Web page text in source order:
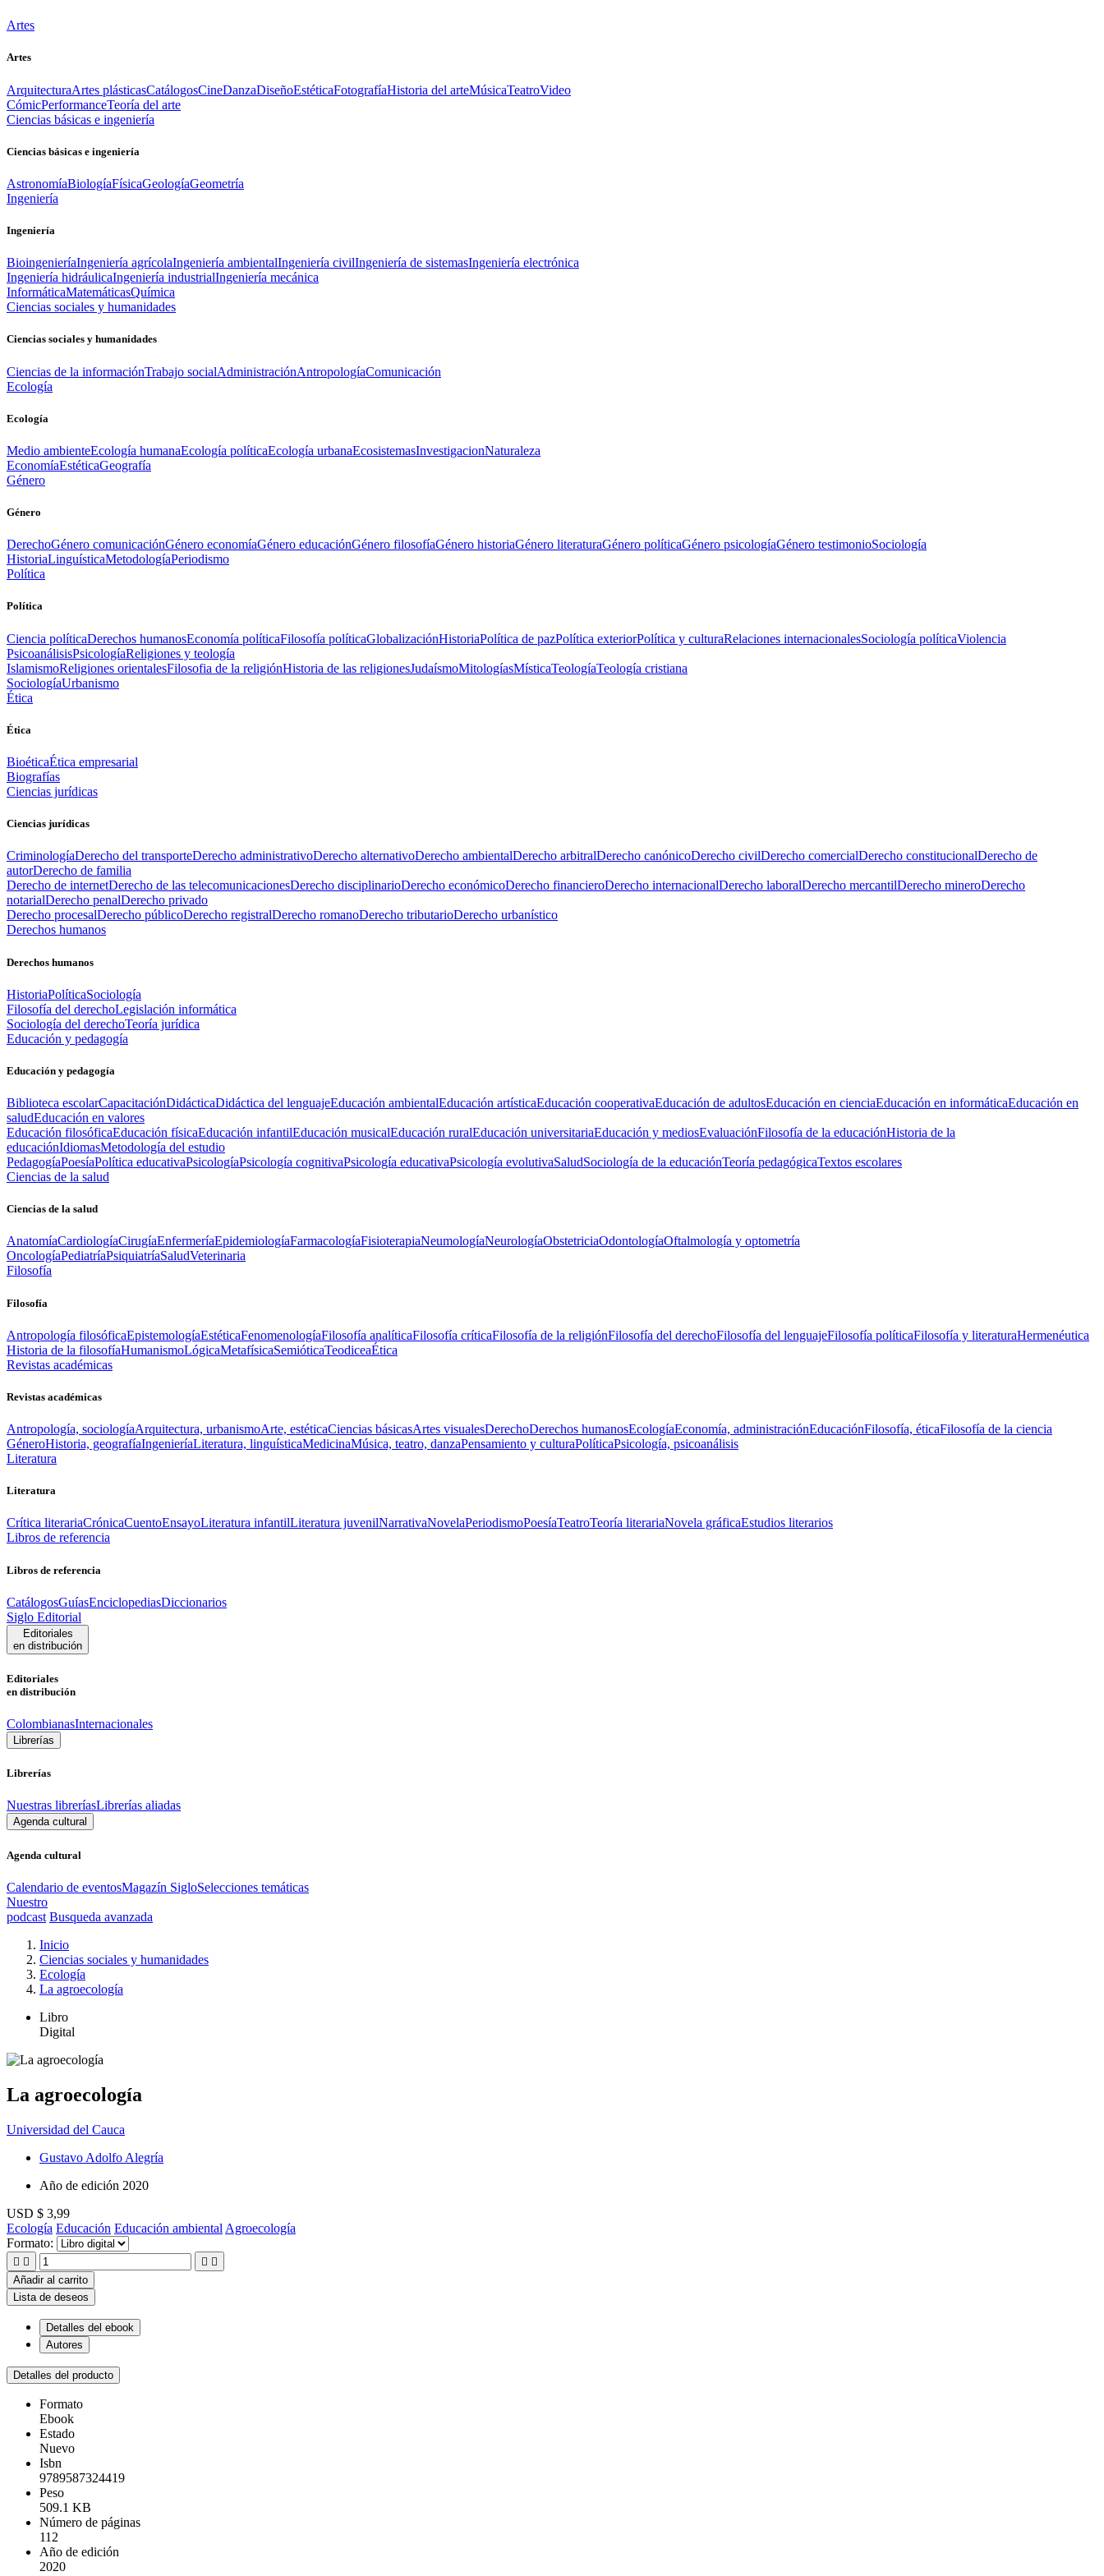
Artes
Artes
ArquitecturaArtes plásticasCatálogosCineDanzaDiseñoEstéticaFotografíaHistoria del arteMúsicaTeatroVideo
CómicPerformanceTeoría del arte
Ciencias básicas e ingeniería
Ciencias básicas e ingeniería
AstronomíaBiologíaFísicaGeologíaGeometría
Ingeniería
Ingeniería
BioingenieríaIngeniería agrícolaIngeniería ambientalIngeniería civilIngeniería de sistemasIngeniería electrónica
Ingeniería hidráulicaIngeniería industrialIngeniería mecánica
InformáticaMatemáticasQuímica
Ciencias sociales y humanidades
Ciencias sociales y humanidades
Ciencias de la informaciónTrabajo socialAdministraciónAntropologíaComunicación
Ecología
Ecología
Medio ambienteEcología humanaEcología políticaEcología urbanaEcosistemasInvestigacionNaturaleza
EconomíaEstéticaGeografía
Género
Género
DerechoGénero comunicaciónGénero economíaGénero educaciónGénero filosofíaGénero historiaGénero literaturaGénero políticaGénero psicologíaGénero testimonioSociología
HistoriaLinguísticaMetodologíaPeriodismo
Política
Política
Ciencia políticaDerechos humanosEconomía políticaFilosofía políticaGlobalizaciónHistoriaPolítica de pazPolítica exteriorPolítica y culturaRelaciones internacionalesSociología políticaViolencia
PsicoanálisisPsicologíaReligiones y teología
IslamismoReligiones orientalesFilosofia de la religiónHistoria de las religionesJudaísmoMitologíasMísticaTeologíaTeología cristiana
SociologíaUrbanismo
Ética
Ética
BioéticaÉtica empresarial
Biografías
Ciencias jurídicas
Ciencias jurídicas
CriminologíaDerecho del transporteDerecho administrativoDerecho alternativoDerecho ambientalDerecho arbitralDerecho canónicoDerecho civilDerecho comercialDerecho constitucionalDerecho de
autorDerecho de familia
Derecho de internetDerecho de las telecomunicacionesDerecho disciplinarioDerecho económicoDerecho financieroDerecho internacionalDerecho laboralDerecho mercantilDerecho mineroDerecho
notarialDerecho penalDerecho privado
Derecho procesalDerecho públicoDerecho registralDerecho romanoDerecho tributarioDerecho urbanístico
Derechos humanos
Derechos humanos
HistoriaPolíticaSociología
Filosofía del derechoLegislación informática
Sociología del derechoTeoría jurídica
Educación y pedagogía
Educación y pedagogía
Biblioteca escolarCapacitaciónDidácticaDidáctica del lenguajeEducación ambientalEducación artísticaEducación cooperativaEducación de adultosEducación en cienciaEducación en informáticaEducación en
saludEducación en valores
Educación filosóficaEducación físicaEducación infantilEducación musicalEducación ruralEducación universitariaEducación y mediosEvaluaciónFilosofía de la educaciónHistoria de la
educaciónIdiomasMetodología del estudio
PedagogíaPoesíaPolítica educativaPsicologíaPsicología cognitivaPsicología educativaPsicología evolutivaSaludSociología de la educaciónTeoría pedagógicaTextos escolares
Ciencias de la salud
Ciencias de la salud
AnatomíaCardiologíaCirugíaEnfermeríaEpidemiologíaFarmacologíaFisioterapiaNeumologíaNeurologíaObstetriciaOdontologíaOftalmología y optometría
OncologíaPediatríaPsiquiatríaSaludVeterinaria
Filosofía
Filosofía
Antropología filosóficaEpistemologíaEstéticaFenomenologíaFilosofía analíticaFilosofía críticaFilosofía de la religiónFilosofía del derechoFilosofía del lenguajeFilosofía políticaFilosofía y literaturaHermenéutica
Historia de la filosofíaHumanismoLógicaMetafísicaSemióticaTeodiceaÉtica
Revistas académicas
Revistas académicas
Antropología, sociologíaArquitectura, urbanismoArte, estéticaCiencias básicasArtes visualesDerechoDerechos humanosEcologíaEconomía, administraciónEducaciónFilosofía, éticaFilosofía de la ciencia
GéneroHistoria, geografíaIngenieríaLiteratura, linguísticaMedicinaMúsica, teatro, danzaPensamiento y culturaPolíticaPsicología, psicoanálisis
Literatura
Literatura
Crítica literariaCrónicaCuentoEnsayoLiteratura infantilLiteratura juvenilNarrativaNovelaPeriodismoPoesíaTeatroTeoría literariaNovela gráficaEstudios literarios
Libros de referencia
Libros de referencia
CatálogosGuíasEnciclopediasDiccionarios
Siglo Editorial
Editoriales
en distribución
Editoriales
en distribución
ColombianasInternacionales
Librerías
Librerías
Nuestras libreríasLibrerías aliadas
Agenda cultural
Agenda cultural
Calendario de eventosMagazín SigloSelecciones temáticas
Nuestro
podcast Busqueda avanzada
Inicio
Ciencias sociales y humanidades
Ecología
La agroecología
Libro
Digital
La agroecología
Universidad del Cauca
Gustavo Adolfo Alegría
Año de edición 2020
USD $ 3,99
Ecología Educación Educación ambiental Agroecología
Formato:
   
Añadir al carrito
Lista de deseos
Detalles del ebook
Autores
Detalles del producto
Formato
Ebook
Estado
Nuevo
Isbn
9789587324419
Peso
509.1 KB
Número de páginas
112
Año de edición
2020